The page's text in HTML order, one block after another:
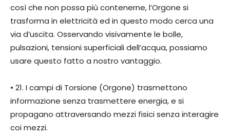
così che non possa più contenerne, l’Orgone si
trasforma in elettricità ed in questo modo cerca una
via d’uscita. Osservando visivamente le bolle,
pulsazioni, tensioni superficiali dell’acqua, possiamo
usare questo fatto a nostro vantaggio.
• 21. I campi di Torsione (Orgone) trasmettono
informazione senza trasmettere energia, e si
propagano attraversando mezzi fisici senza interagire
coi mezzi.